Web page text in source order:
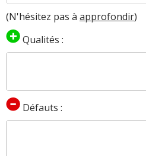
(N'hésitez pas à approfondir)
Qualités :
Défauts :